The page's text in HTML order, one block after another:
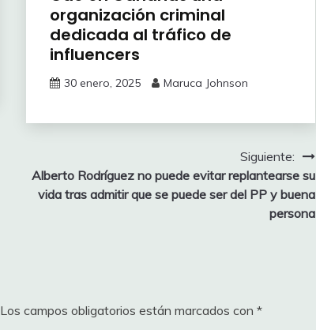
organización criminal
dedicada al tráfico de
influencers
30 enero, 2025 Maruca Johnson
Siguiente:
Alberto Rodríguez no puede evitar replantearse su
vida tras admitir que se puede ser del PP y buena
persona
Los campos obligatorios están marcados con *